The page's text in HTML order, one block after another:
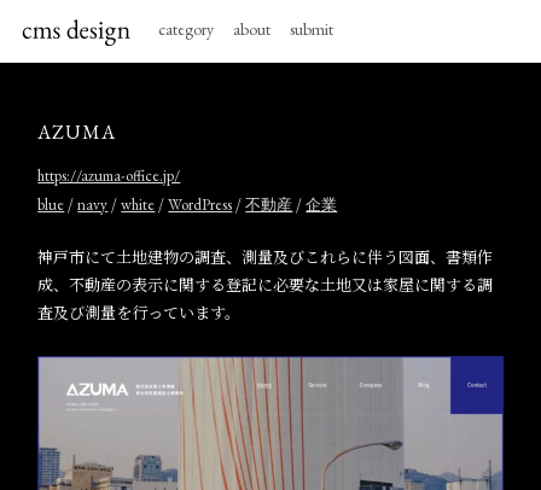
category about submit
AZUMA
https://azuma-office.jp/
blue /navy /white /WordPress /不動産 /企業
神戸市にて土地建物の調査、測量及びこれらに伴う図面、書類作
成、不動産の表示に関する登記に必要な土地又は家屋に関する調
査及び測量を行っています。